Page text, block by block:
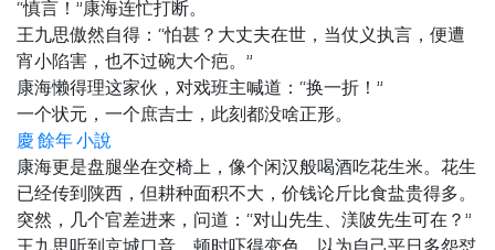
“慎言！”康海连忙打断。
王九思傲然自得：“怕甚？大丈夫在世，当仗义执言，便遭
宵小陷害，也不过碗大个疤。”
康海懒得理这家伙，对戏班主喊道：“换一折！”
一个状元，一个庶吉士，此刻都没啥正形。
慶 餘年 小說
康海更是盘腿坐在交椅上，像个闲汉般喝酒吃花生米。花生
已经传到陕西，但耕种面积不大，价钱论斤比食盐贵得多。
突然，几个官差进来，问道：“对山先生、渼陂先生可在？”